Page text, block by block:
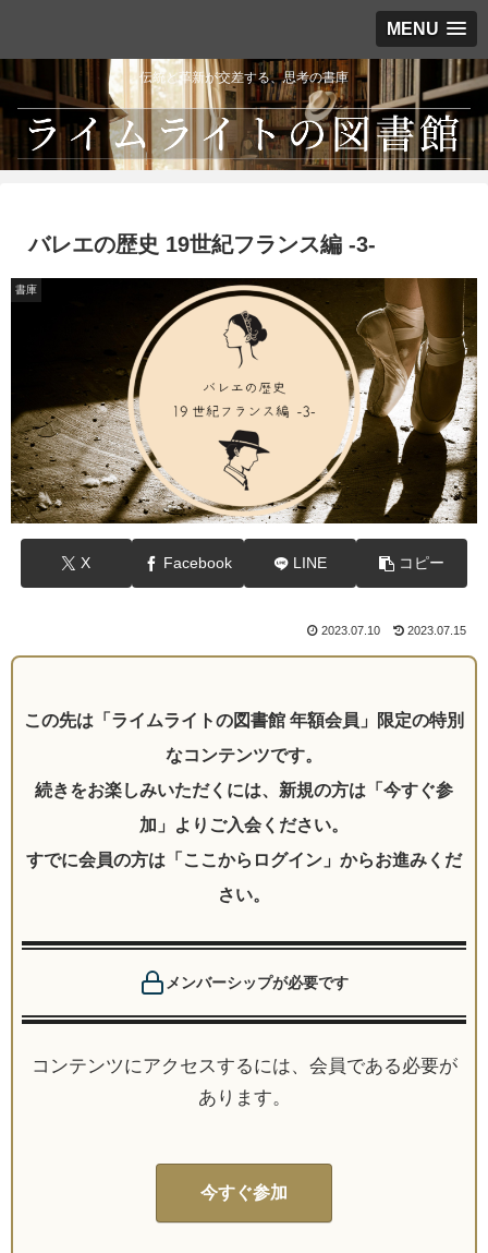
MENU
伝統と革新が交差する、思考の書庫
バレエの歴史 19世紀フランス編 -3-
書庫
X Facebook LINE コピー
2023.07.10 2023.07.15
メンバーシップが必要です
コンテンツにアクセスするには、会員である必要が
あります。
今すぐ参加